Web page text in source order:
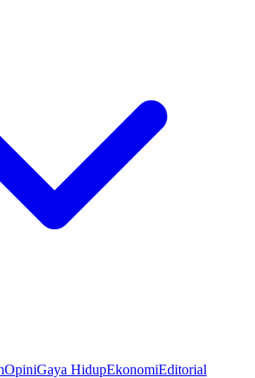
OpiniGaya HidupEkonomiEditorial